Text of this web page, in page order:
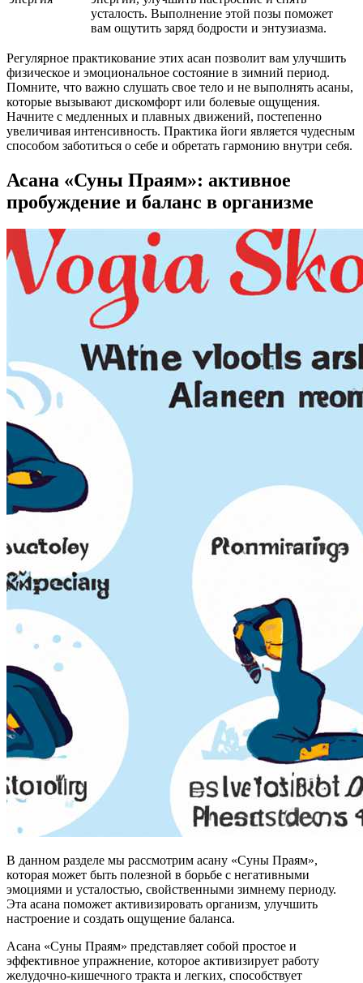
усталость. Выполнение этой позы поможет
вам ощутить заряд бодрости и энтузиазма.
Регулярное практикование этих асан позволит вам улучшить
физическое и эмоциональное состояние в зимний период.
Помните, что важно слушать свое тело и не выполнять асаны,
которые вызывают дискомфорт или болевые ощущения.
Начните с медленных и плавных движений, постепенно
увеличивая интенсивность. Практика йоги является чудесным
способом заботиться о себе и обретать гармонию внутри себя.
Асана «Суны Праям»: активное
пробуждение и баланс в организме
В данном разделе мы рассмотрим асану «Суны Праям»,
которая может быть полезной в борьбе с негативными
эмоциями и усталостью, свойственными зимнему периоду.
Эта асана поможет активизировать организм, улучшить
настроение и создать ощущение баланса.
Асана «Суны Праям» представляет собой простое и
эффективное упражнение, которое активизирует работу
желудочно-кишечного тракта и легких, способствует